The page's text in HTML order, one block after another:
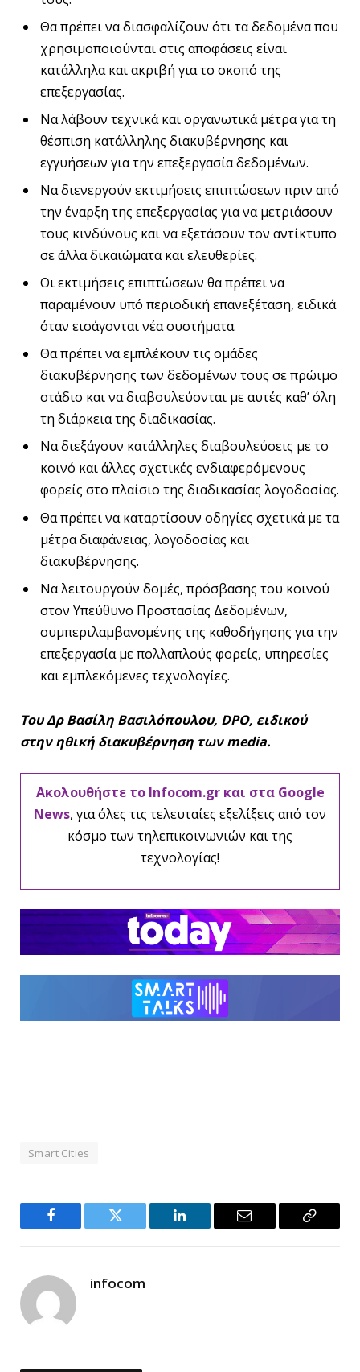
Θα πρέπει να διασφαλίζουν ότι τα δεδομένα που
χρησιμοποιούνται στις αποφάσεις είναι
κατάλληλα και ακριβή για το σκοπό της
επεξεργασίας.
Να λάβουν τεχνικά και οργανωτικά μέτρα για τη
θέσπιση κατάλληλης διακυβέρνησης και
εγγυήσεων για την επεξεργασία δεδομένων.
Να διενεργούν εκτιμήσεις επιπτώσεων πριν από
την έναρξη της επεξεργασίας για να μετριάσουν
τους κινδύνους και να εξετάσουν τον αντίκτυπο
σε άλλα δικαιώματα και ελευθερίες.
Οι εκτιμήσεις επιπτώσεων θα πρέπει να
παραμένουν υπό περιοδική επανεξέταση, ειδικά
όταν εισάγονται νέα συστήματα.
Θα πρέπει να εμπλέκουν τις ομάδες
διακυβέρνησης των δεδομένων τους σε πρώιμο
στάδιο και να διαβουλεύονται με αυτές καθ’ όλη
τη διάρκεια της διαδικασίας.
Να διεξάγουν κατάλληλες διαβουλεύσεις με το
κοινό και άλλες σχετικές ενδιαφερόμενους
φορείς στο πλαίσιο της διαδικασίας λογοδοσίας.
Θα πρέπει να καταρτίσουν οδηγίες σχετικά με τα
μέτρα διαφάνειας, λογοδοσίας και
διακυβέρνησης.
Να λειτουργούν δομές, πρόσβασης του κοινού
στον Υπεύθυνο Προστασίας Δεδομένων,
συμπεριλαμβανομένης της καθοδήγησης για την
επεξεργασία με πολλαπλούς φορείς, υπηρεσίες
και εμπλεκόμενες τεχνολογίες.
Του Δρ Βασίλη Βασιλόπουλου, DPO, ειδικού
στην ηθική διακυβέρνηση των media.
Ακολουθήστε το Infocom.gr και στα Google
News, για όλες τις τελευταίες εξελίξεις από τον
κόσμο των τηλεπικοινωνιών και της
τεχνολογίας!
Smart Cities
Facebook Twitter LinkedIn Email
Copy
infocom